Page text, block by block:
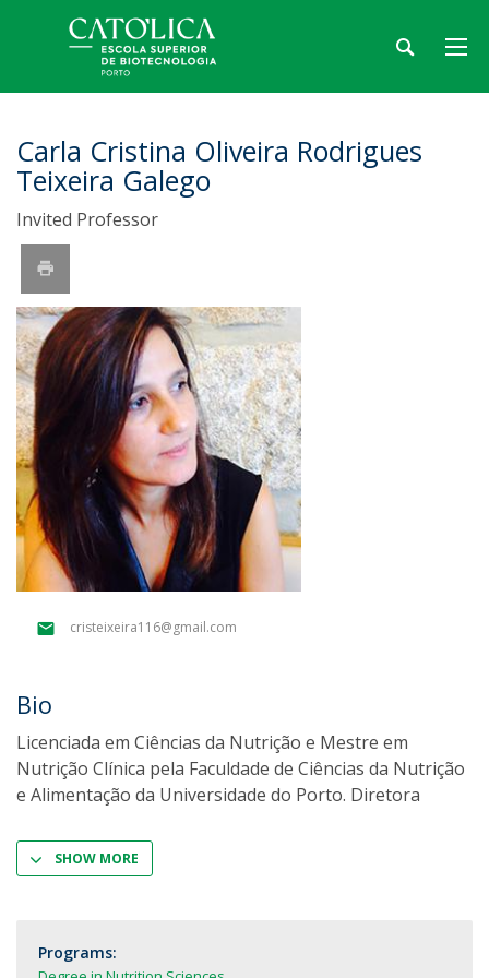
Carla Cristina Oliveira Rodrigues
Teixeira Galego
Invited Professor
cristeixeira116@gmail.com
Bio
Licenciada em Ciências da Nutrição e Mestre em
Nutrição Clínica pela Faculdade de Ciências da Nutrição
e Alimentação da Universidade do Porto. Diretora
SHOW MORE
Programs: